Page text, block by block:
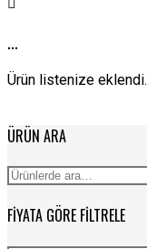
...
Ürün listenize eklendi.
ÜRÜN ARA
Ara:
FIYATA GÖRE FILTRELE